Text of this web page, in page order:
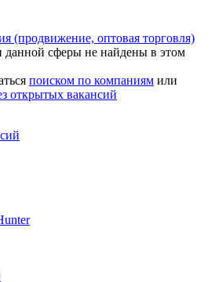
(продвижение, оптовая торговля)
сферы не найдены в этом
поиском по компаниям или
открытых вакансий